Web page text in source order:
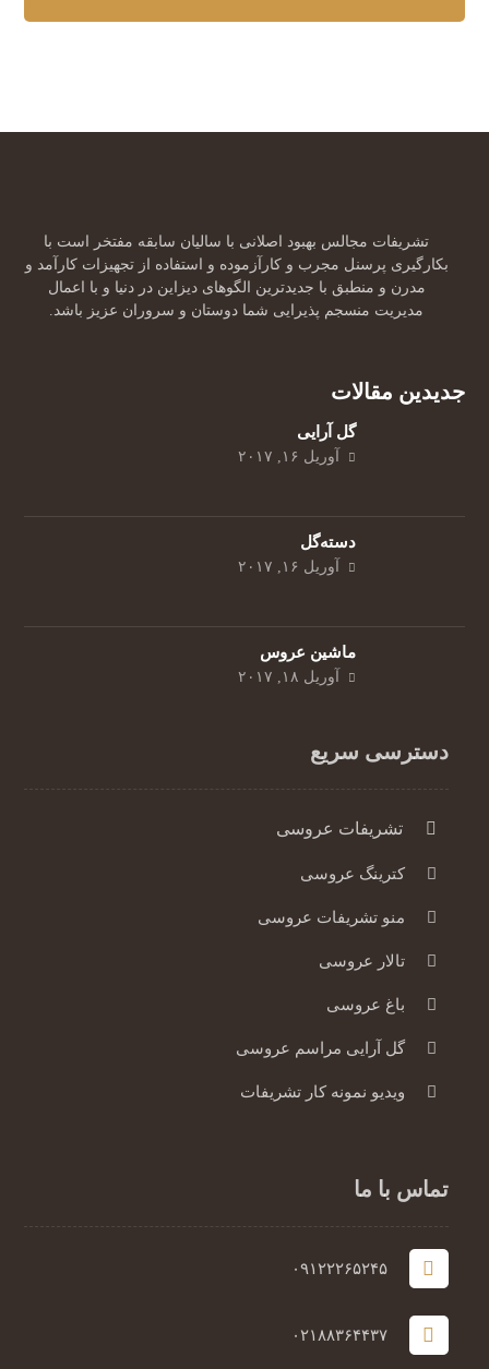
تشریفات مجالس بهبود اصلانی با سالیان سابقه مفتخر است با
بکارگیری پرسنل مجرب و کارآزموده و استفاده از تجهیزات کارآمد و
مدرن و منطبق با جدیدترین الگوهای دیزاین در دنیا و با اعمال
مدیریت منسجم پذیرایی شما دوستان و سروران عزیز باشد.
جدیدین مقالات
گل‌ آرایی
آوریل ۱۶, ۲۰۱۷
دسته‌گل
آوریل ۱۶, ۲۰۱۷
ماشین عروس
آوریل ۱۸, ۲۰۱۷
دسترسی سریع
تشریفات عروسی
کترینگ عروسی
منو تشریفات عروسی
تالار عروسی
باغ عروسی
گل آرایی مراسم عروسی
ویدیو نمونه کار تشریفات
تماس با ما
۰۹۱۲۲۲۶۵۲۴۵
۰۲۱۸۸۳۶۴۴۳۷